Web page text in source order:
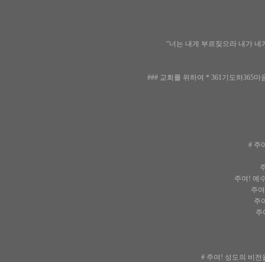
“너는 내게 부르짖으라 내가 네
### 교회를 위하여 * 361기도하365마
# 주
주여! 예
주
주
주
# 주여! 성도의 비전